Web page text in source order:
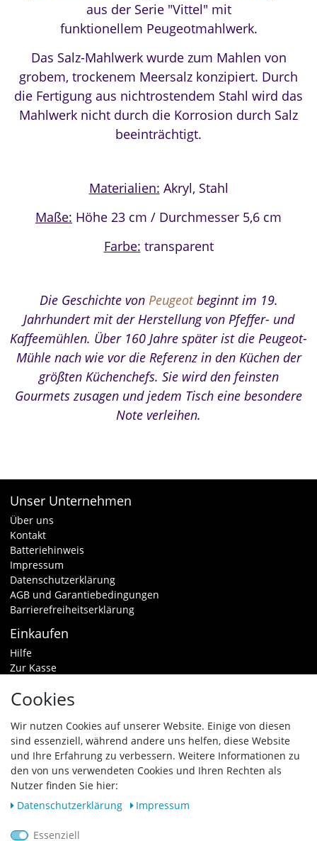
aus derSerie "Vittel" mit
funktionellem Peugeotmahlwerk.
Das Salz-Mahlwerk wurde zum Mahlen von
grobem, trockenem Meersalz konzipiert. Durch
die Fertigung aus nichtrostendem Stahl wird das
Mahlwerk nicht durch die Korrosion durch Salz
beeinträchtigt.
Materialien: Akryl, Stahl
Maße: Höhe 23 cm / Durchmesser 5,6 cm
Farbe: transparent
Die Geschichte vonPeugeotbeginnt im 19.
Jahrhundert mit der Herstellung von Pfeffer- und
Kaffeemühlen. Über 160 Jahre später ist die Peugeot-
Mühle nach wie vor die Referenz in den Küchen der
größten Küchenchefs. Sie wird den feinsten
Gourmets zusagen und jedem Tisch eine besondere
Note verleihen.
Unser Unternehmen
Über uns
Kontakt
Batteriehinweis
Impressum
Datenschutzerklärung
AGB und Garantiebedingungen
Barrierefreiheitserklärung
Einkaufen
Hilfe
Zur Kasse
Zahlungsarten & Versand
Vertrag widerrufen
Zahlungsarten
Cookies
Wir nutzen Cookies auf unserer Website. Einige von diesen
sind essenziell, während andere uns helfen, diese Website
und Ihre Erfahrung zu verbessern. Weitere Informationen zu
den von uns verwendeten Cookies und Ihren Rechten als
Nutzer finden Sie hier:
Daten­schutz­erklärung
Impressum
Essenziell